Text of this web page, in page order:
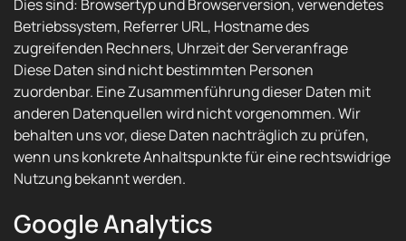
Dies sind: Browsertyp und Browserversion, verwendetes
Betriebssystem, Referrer URL, Hostname des
zugreifenden Rechners, Uhrzeit der Serveranfrage
Diese Daten sind nicht bestimmten Personen
zuordenbar. Eine Zusammenführung dieser Daten mit
anderen Datenquellen wird nicht vorgenommen. Wir
behalten uns vor, diese Daten nachträglich zu prüfen,
wenn uns konkrete Anhaltspunkte für eine rechtswidrige
Nutzung bekannt werden.
Google Analytics